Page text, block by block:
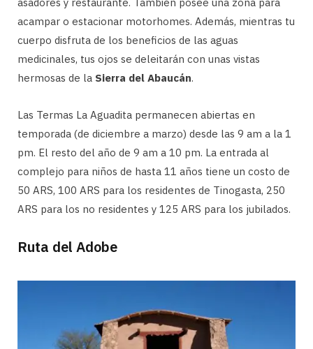
asadores y restaurante. También posee una zona para
acampar o estacionar motorhomes. Además, mientras tu
cuerpo disfruta de los beneficios de las aguas
medicinales, tus ojos se deleitarán con unas vistas
hermosas de la Sierra del Abaucán.
Las Termas La Aguadita permanecen abiertas en
temporada (de diciembre a marzo) desde las 9 am a la 1
pm. El resto del año de 9 am a 10 pm. La entrada al
complejo para niños de hasta 11 años tiene un costo de
50 ARS, 100 ARS para los residentes de Tinogasta, 250
ARS para los no residentes y 125 ARS para los jubilados.
Ruta del Adobe